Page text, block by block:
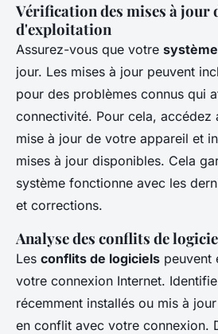
Vérification des mises à jour
d'exploitation
Assurez-vous que votre
jour. Les mises à jour peuvent
pour des problèmes connus qui
connectivité. Pour cela, accédez
mise à jour de votre appareil et
mises à jour disponibles. Cela
système fonctionne avec les
et corrections.
Analyse des conflits de
Les conflits de logiciels peuvent
votre connexion Internet.
récemment installés ou mis à
en conflit avec votre connexion.